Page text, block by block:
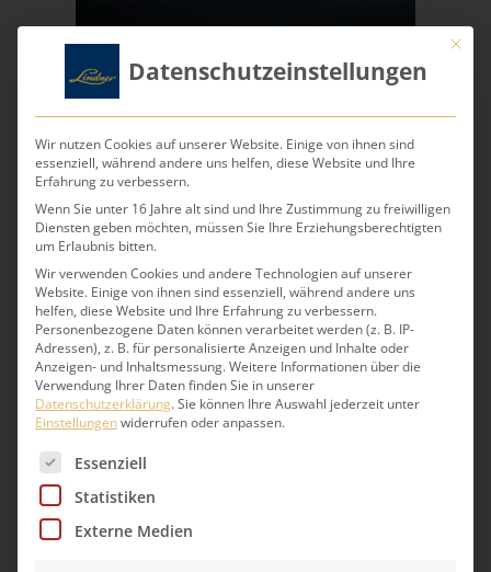
Lübecker Torte
Feiner Mürbe- und Biskuitboden mit Nuss-
Nougat-Creme, gefüllt mit Haselnuss-
Sahnecreme. Verziert mit Edelmarzipan,
Walnüssen und gerösteten Mandelblättchen.
Direkt online bestellen >
Mit
Datenschutzeinstellungen
Wir nutzen Cookies auf unserer Website. Einige von ihnen sind
essenziell, während andere uns helfen, diese Website und Ihre
Erfahrung zu verbessern.
Wenn Sie unter 16 Jahre alt sind und Ihre Zustimmung zu freiwilligen
Diensten geben möchten, müssen Sie Ihre Erziehungsberechtigten
um Erlaubnis bitten.
Wir verwenden Cookies und andere Technologien auf unserer
Website. Einige von ihnen sind essenziell, während andere uns
helfen, diese Website und Ihre Erfahrung zu verbessern.
Personenbezogene Daten können verarbeitet werden (z. B. IP-
Adressen), z. B. für personalisierte Anzeigen und Inhalte oder
Anzeigen- und Inhaltsmessung.Weitere Informationen über die
Verwendung Ihrer Daten finden Sie in unserer
Datenschutzerklärung.Sie können Ihre Auswahl jederzeit unter
Einstellungenwiderrufen oder anpassen.
Es folgt eine Liste der Service-Gruppen, für die eine
Essenziell
Statistiken
Externe Medien